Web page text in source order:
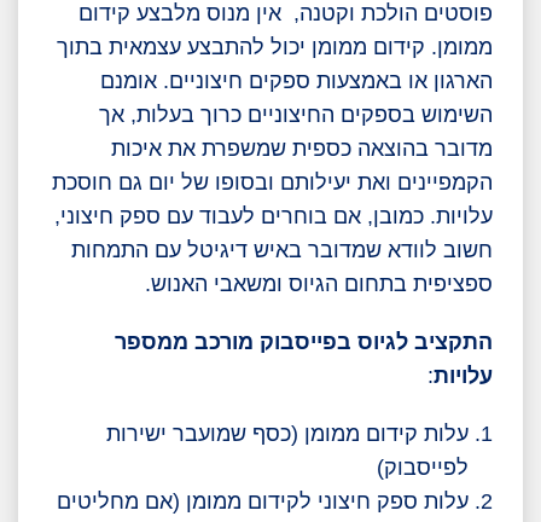
פוסטים הולכת וקטנה, אין מנוס מלבצע קידום
ממומן. קידום ממומן יכול להתבצע עצמאית בתוך
הארגון או באמצעות ספקים חיצוניים. אומנם
השימוש בספקים החיצוניים כרוך בעלות, אך
מדובר בהוצאה כספית שמשפרת את איכות
הקמפיינים ואת יעילותם ובסופו של יום גם חוסכת
עלויות. כמובן, אם בוחרים לעבוד עם ספק חיצוני,
חשוב לוודא שמדובר באיש דיגיטל עם התמחות
ספציפית בתחום הגיוס ומשאבי האנוש.
התקציב לגיוס בפייסבוק מורכב ממספר
עלויות:
עלות קידום ממומן (כסף שמועבר ישירות
לפייסבוק)
עלות ספק חיצוני לקידום ממומן (אם מחליטים